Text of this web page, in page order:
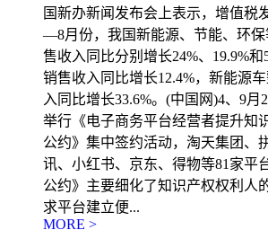
国新办新闻发布会上表示，增值税
—8月份，我国新能源、节能、环
售收入同比分别增长24%、19.9%
销售收入同比增长12.4%，新能源
入同比增长33.6%。(中国网)4、9月
举行《电子商务平台经营者提升知
公约》集中签约活动，淘天集团、
讯、小红书、京东、得物等81家平
公约》主要细化了知识产权权利人
求平台建立便...
MORE >